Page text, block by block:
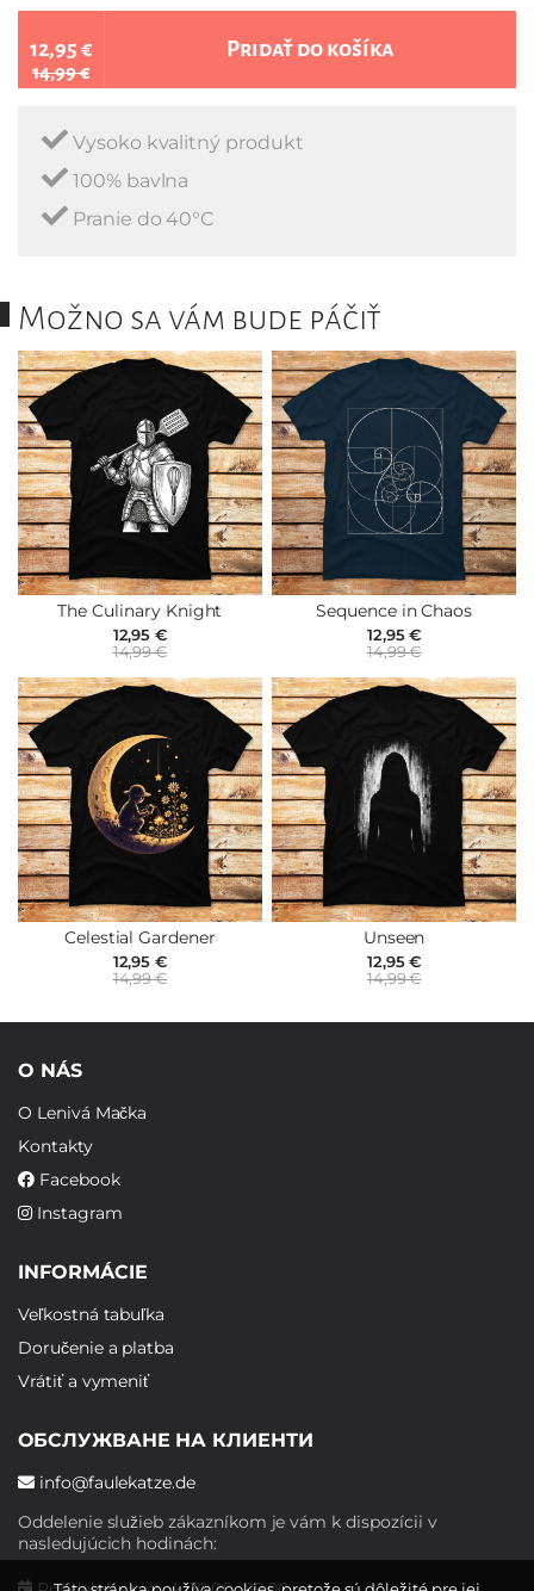
12,95 €
14,99 €
Pridať do košíka
Vysoko kvalitný produkt
100% bavlna
Pranie do 40°C
Možno sa vám bude páčiť
The Culinary Knight
12,95 €
14,99 €
Sequence in Chaos
12,95 €
14,99 €
Celestial Gardener
12,95 €
14,99 €
Unseen
12,95 €
14,99 €
O NÁS
O Lenivá Mačka
Kontakty
Facebook
Instagram
INFORMÁCIE
Veľkostná tabuľka
Doručenie a platba
Vrátiť a vymeniť
ОБСЛУЖВАНЕ НА КЛИЕНТИ
info@faulekatze.de
Oddelenie služieb zákazníkom je vám k dispozícii v
nasledujúcich hodinách: